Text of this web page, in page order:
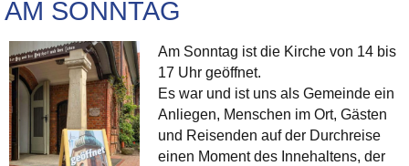
AM SONNTAG
Am Sonntag ist die Kirche von 14 bis
17 Uhr geöffnet.
Es war und ist uns als Gemeinde ein
Anliegen, Menschen im Ort, Gästen
und Reisenden auf der Durchreise
einen Moment des Innehaltens, der